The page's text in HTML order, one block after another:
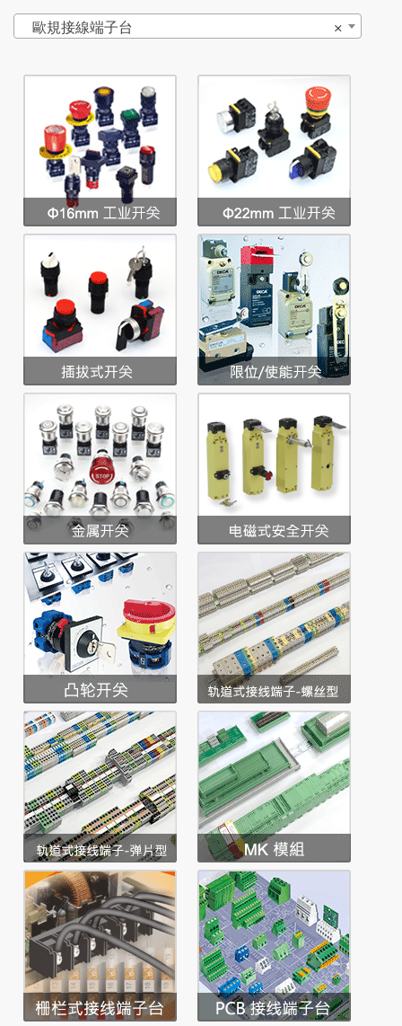
×
歐規接線端子台